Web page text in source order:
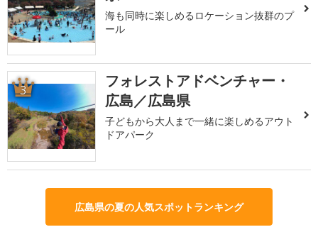
海も同時に楽しめるロケーション抜群のプ
ール
3
フォレストアドベンチャー・
広島／広島県
子どもから大人まで一緒に楽しめるアウト
ドアパーク
広島県の夏の人気スポットランキング